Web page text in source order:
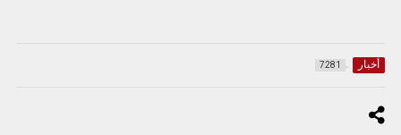
أخبار 7281